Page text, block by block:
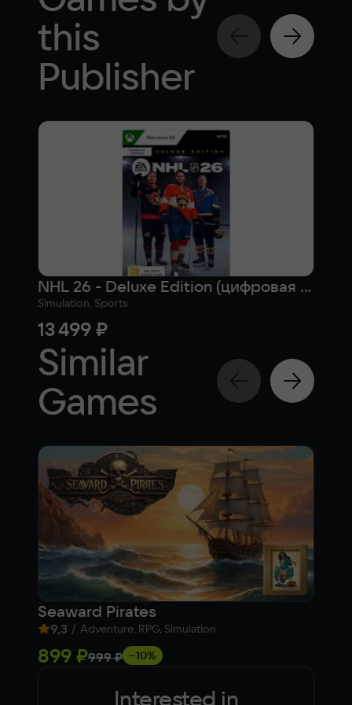
this
Publisher
NHL 26 - Deluxe Edition (цифровая версия) (Xbox Series X|S) (WW)
Simulation, Sports
13 499 ₽
Similar
Games
Seaward Pirates
9,3 / Adventure, RPG, Simulation
899 ₽999 ₽ −10%
Interested in